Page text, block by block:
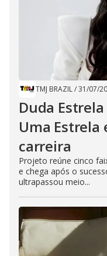
TMJ BRAZIL/31/07/
Duda Estrela
Uma Estrela
carreira
Projeto reúne cinco
e chega após o
ultrapassou meio...